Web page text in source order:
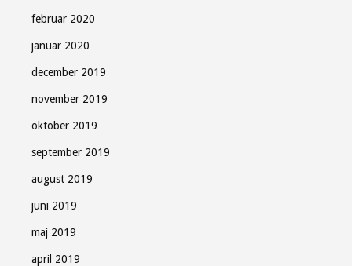
februar 2020
januar 2020
december 2019
november 2019
oktober 2019
september 2019
august 2019
juni 2019
maj 2019
april 2019